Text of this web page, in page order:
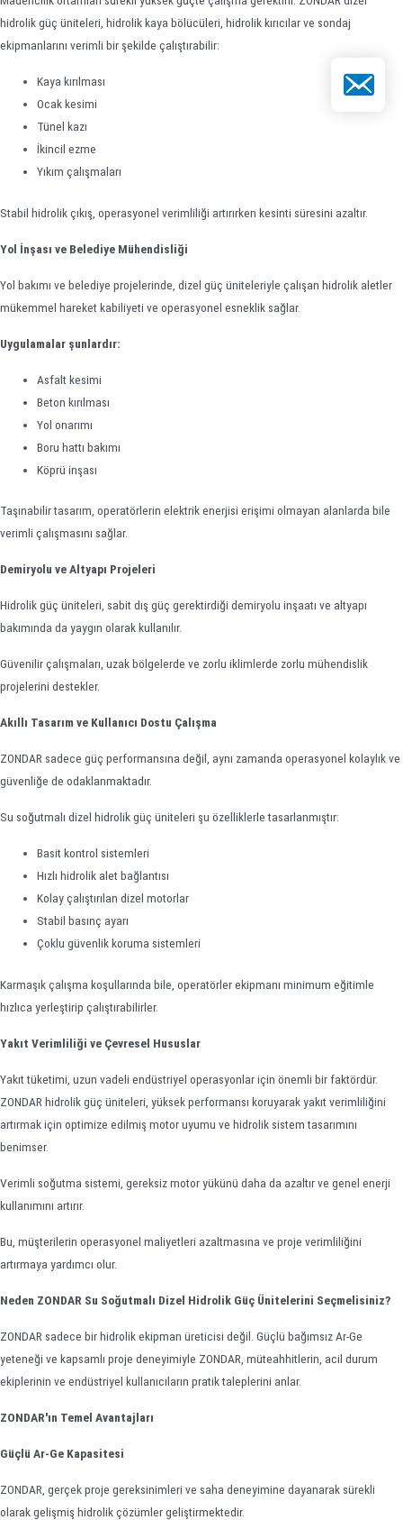
hidrolik güç üniteleri, hidrolik kaya bölücüleri, hidrolik kırıcılar ve sondaj
ekipmanlarını verimli bir şekilde çalıştırabilir:
Kaya kırılması
Ocak kesimi
Tünel kazı
İkincil ezme
Yıkım çalışmaları
Stabil hidrolik çıkış, operasyonel verimliliği artırırken kesinti süresini azaltır.
Yol İnşası ve Belediye Mühendisliği
Yol bakımı ve belediye projelerinde, dizel güç üniteleriyle çalışan hidrolik aletler
mükemmel hareket kabiliyeti ve operasyonel esneklik sağlar.
Uygulamalar şunlardır:
Asfalt kesimi
Beton kırılması
Yol onarımı
Boru hattı bakımı
Köprü inşası
Taşınabilir tasarım, operatörlerin elektrik enerjisi erişimi olmayan alanlarda bile
verimli çalışmasını sağlar.
Demiryolu ve Altyapı Projeleri
Hidrolik güç üniteleri, sabit dış güç gerektirdiği demiryolu inşaatı ve altyapı
bakımında da yaygın olarak kullanılır.
Güvenilir çalışmaları, uzak bölgelerde ve zorlu iklimlerde zorlu mühendislik
projelerini destekler.
Akıllı Tasarım ve Kullanıcı Dostu Çalışma
ZONDAR sadece güç performansına değil, aynı zamanda operasyonel kolaylık ve
güvenliğe de odaklanmaktadır.
Su soğutmalı dizel hidrolik güç üniteleri şu özelliklerle tasarlanmıştır:
Basit kontrol sistemleri
Hızlı hidrolik alet bağlantısı
Kolay çalıştırılan dizel motorlar
Stabil basınç ayarı
Çoklu güvenlik koruma sistemleri
Karmaşık çalışma koşullarında bile, operatörler ekipmanı minimum eğitimle
hızlıca yerleştirip çalıştırabilirler.
Yakıt Verimliliği ve Çevresel Hususlar
Yakıt tüketimi, uzun vadeli endüstriyel operasyonlar için önemli bir faktördür.
ZONDAR hidrolik güç üniteleri, yüksek performansı koruyarak yakıt verimliliğini
artırmak için optimize edilmiş motor uyumu ve hidrolik sistem tasarımını
benimser.
Verimli soğutma sistemi, gereksiz motor yükünü daha da azaltır ve genel enerji
kullanımını artırır.
Bu, müşterilerin operasyonel maliyetleri azaltmasına ve proje verimliliğini
artırmaya yardımcı olur.
Neden ZONDAR Su Soğutmalı Dizel Hidrolik Güç Ünitelerini Seçmelisiniz?
ZONDAR sadece bir hidrolik ekipman üreticisi değil. Güçlü bağımsız Ar-Ge
yeteneği ve kapsamlı proje deneyimiyle ZONDAR, müteahhitlerin, acil durum
ekiplerinin ve endüstriyel kullanıcıların pratik taleplerini anlar.
ZONDAR'ın Temel Avantajları
Güçlü Ar-Ge Kapasitesi
ZONDAR, gerçek proje gereksinimleri ve saha deneyimine dayanarak sürekli
olarak gelişmiş hidrolik çözümler geliştirmektedir.
E-posta